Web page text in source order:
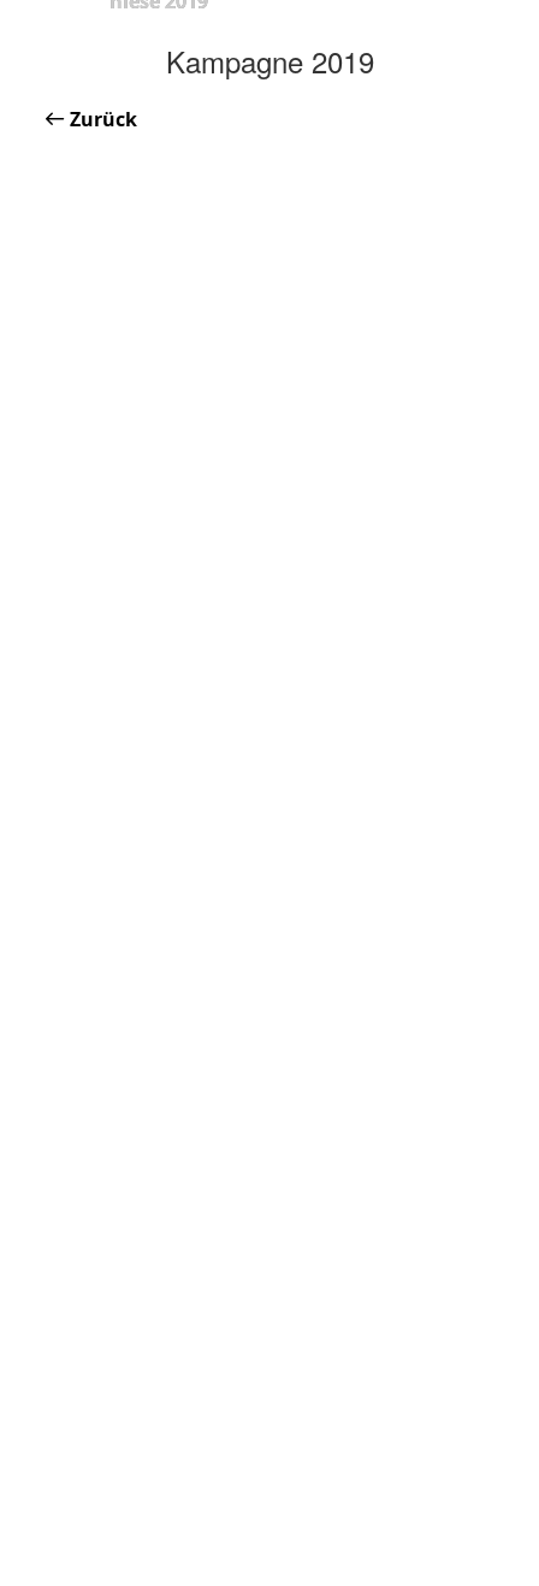
Kampagne 2019
Zurück